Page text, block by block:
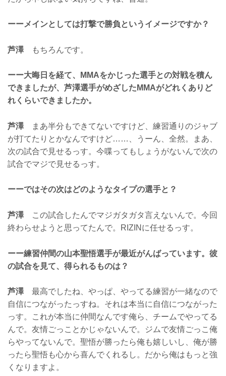
ーーメインとしては打撃で勝負というイメージですか？
芦澤もちろんです。
ーー大晦日を経て、MMAをかじった選手との対戦を積ん
できましたが、芦澤選手がめざしたMMAがどれくありど
れくらいできましたか。
芦澤まあ半分もできてないですけど、練習通りのジャブ
が打てたりとかなんですけど……、うーん、全然。まあ、
次の試合で見せるっす。今喋ってもしょうがないんで次の
試合でマジで見せるっす。
ーーではその次はどのようなタイプの選手と？
芦澤この試合したんでマジガタガタ言えないんで。今回
終わらせようと思ってたんで。RIZINに任せるっす。
ーー練習仲間の山本聖悟選手が最近がんばっています。彼
の試合を見て、得られるものは？
芦澤最高でしたね、やっぱ、やってる練習が一緒なので
自信につながったっすね。それは本当に自信につながった
っす。これが本当に仲間なんです俺ら、チームでやってる
んで。友情ごっことかじゃないんで。ジムで友情ごっこ俺
らやってないんで。聖悟が勝ったら俺も嬉しいし、俺が勝
ったら聖悟も心から喜んでくれるし。だから俺はもっと強
くなりますよ。